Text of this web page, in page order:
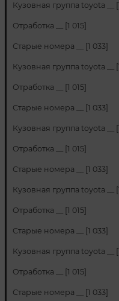
Кузовная группа toyota __
Отработка __ [1 015]
Старые номера __ [1 033]
Кузовная группа toyota __
Отработка __ [1 015]
Старые номера __ [1 033]
Кузовная группа toyota __
Отработка __ [1 015]
Старые номера __ [1 033]
Кузовная группа toyota __
Отработка __ [1 015]
Старые номера __ [1 033]
Кузовная группа toyota __
Отработка __ [1 015]
Старые номера __ [1 033]